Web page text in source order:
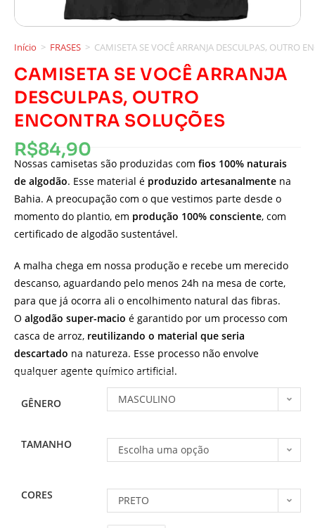
Início > FRASES > CAMISETA SE VOCÊ ARRANJA DESCULPAS, OUTRO
CAMISETA SE VOCÊ ARRANJA
DESCULPAS, OUTRO
ENCONTRA SOLUÇÕES
R$84,90
Nossas camisetas são produzidas com fios 100% naturais
de algodão. Esse material é produzido artesanalmente na
Bahia. A preocupação com o que vestimos parte desde o
momento do plantio, em produção 100% consciente, com
certificado de algodão sustentável.
A malha chega em nossa produção e recebe um merecido
descanso, aguardando pelo menos 24h na mesa de corte,
para que já ocorra ali o encolhimento natural das fibras.
O algodão super-macio é garantido por um processo com
casca de arroz, reutilizando o material que seria
descartado na natureza. Esse processo não envolve
qualquer agente químico artificial.
GÊNERO MASCULINO
TAMANHO Escolha uma opção
CORES PRETO